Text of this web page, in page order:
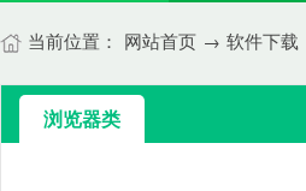
当前位置： 网站首页 → 软件下载
浏览器类